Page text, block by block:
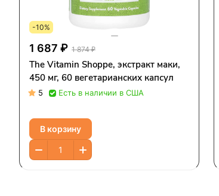
-10%
1 687 ₽ 1 874 ₽
The Vitamin Shoppe, экстракт маки,
450 мг, 60 вегетарианских капсул
5 Есть в наличии в США
В корзину